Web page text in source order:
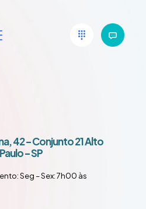
42 – Conjunto 21 Alto
– SP
Seg – Sex: 7h00 às